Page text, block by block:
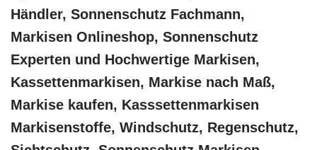
Händler, Sonnenschutz Fachmann,
Markisen Onlineshop, Sonnenschutz
Experten und Hochwertige Markisen,
Kassettenmarkisen, Markise nach Maß,
Markise kaufen, Kasssettenmarkisen
Markisenstoffe, Windschutz, Regenschutz,